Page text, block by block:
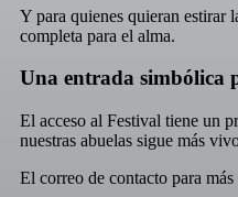
Y para quienes quieran estirar
completa para el alma.
Una entrada simbólica
El acceso al Festival tiene un
nuestras abuelas sigue más
El correo de contacto para